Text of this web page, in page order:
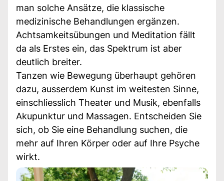
man solche Ansätze, die klassische
medizinische Behandlungen ergänzen.
Achtsamkeitsübungen und Meditation fällt
da als Erstes ein, das Spektrum ist aber
deutlich breiter.
Tanzen wie Bewegung überhaupt gehören
dazu, ausserdem Kunst im weitesten Sinne,
einschliesslich Theater und Musik, ebenfalls
Akupunktur und Massagen. Entscheiden Sie
sich, ob Sie eine Behandlung suchen, die
mehr auf Ihren Körper oder auf Ihre Psyche
wirkt.